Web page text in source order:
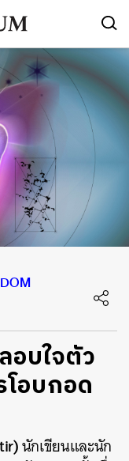
อบใจตัว
โอบกอด
นักเขียนและนัก